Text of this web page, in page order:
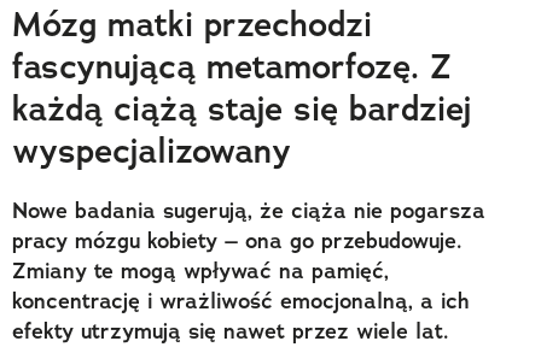
Trendbook Podróżniczy
Polecane
Mózg matki przechodzi
fascynującą metamorfozę. Z
każdą ciążą staje się bardziej
wyspecjalizowany
Nowe badania sugerują, że ciąża nie pogarsza
pracy mózgu kobiety – ona go przebudowuje.
Zmiany te mogą wpływać na pamięć,
koncentrację i wrażliwość emocjonalną, a ich
efekty utrzymują się nawet przez wiele lat.